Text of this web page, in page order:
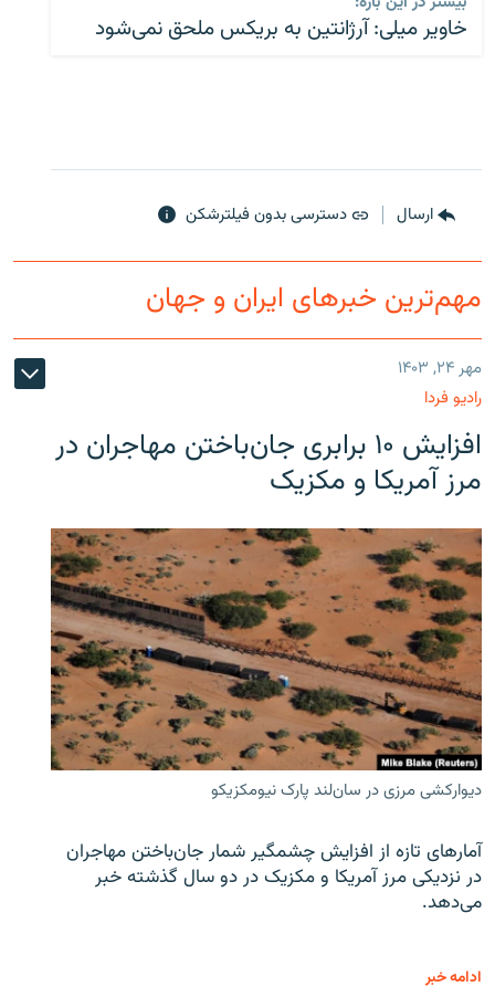
خاویر میلی: آرژانتین به بریکس ملحق نمی‌شود
ارسال دسترسی بدون فیلترشکن
مهم‌ترین خبرهای ایران و جهان
مهر ۲۴, ۱۴۰۳
رادیو فردا
افزایش ۱۰ برابری جان‌باختن مهاجران در
مرز آمریکا و مکزیک
دیوارکشی مرزی در سان‌لند پارک نیومکزیکو
آمارهای تازه از افزایش چشمگیر شمار جان‌باختن مهاجران
در نزدیکی مرز آمریکا و مکزیک در دو سال گذشته خبر
می‌دهد.
ادامه خبر